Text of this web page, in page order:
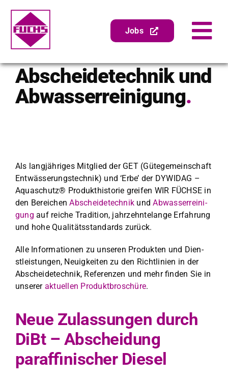
Inhalt
springen
Jobs
Gen­er­alin­spek­tion
Abschei­der­wartung
Zube­hör
Unternehmen
Abscheidetechnik und
Abwasserreinigung.
Als langjähriges Mit­glied der GET (Gütege­mein­schaft
Entwässerung­stech­nik) und ‘Erbe’ der DYWIDAG –
Aquaschutz® Pro­duk­this­to­rie greifen WIR FÜCHSE in
den Bere­ichenAbschei­de­tech­nik undAbwasser­reini­
gung auf reiche Tra­di­tion, jahrzehn­te­lange Erfahrung
und hohe Qual­itäts­stan­dards zurück.
Alle Infor­ma­tio­nen zu unseren Pro­duk­ten und Dien­
stleis­tun­gen, Neuigkeit­en zu den Richtlin­ien in der
Abschei­de­tech­nik, Ref­eren­zen und mehr find­en Sie in
unser­er aktuellen Pro­duk­t­broschüre.
Neue Zulassungen durch
DiBt – Abscheidung
paraffinischer Diesel